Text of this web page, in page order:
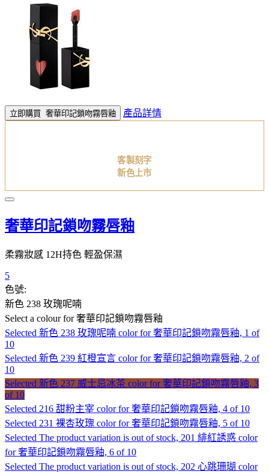
立即購買 奢華印記鎖吻霧唇釉 產品詳情
客製刻字
新色上市
奢華印記鎖吻霧唇釉
柔霧妝感 12H持色 輕盈保濕
5
色號:
新色 238 玫瑰呢喃
Select a colourfor 奢華印記鎖吻霧唇釉
Selected 新色 238 玫瑰呢喃 color for 奢華印記鎖吻霧唇釉, 1 of
10
Selected 新色 239 紅橙宣言 color for 奢華印記鎖吻霧唇釉, 2 of
10
Selected 新色 237 威士忌冰茶 color for 奢華印記鎖吻霧唇釉, 3
of 10
Selected 216 甜粉主宰 color for 奢華印記鎖吻霧唇釉, 4 of 10
Selected 231 裸杏玫瑰 color for 奢華印記鎖吻霧唇釉, 5 of 10
Selected The product variation is out of stock, 201 緋紅誘惑 color
for 奢華印記鎖吻霧唇釉, 6 of 10
Selected The product variation is out of stock, 202 心跳珊瑚 color